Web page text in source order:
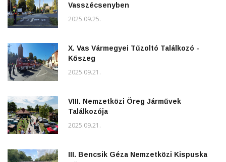
Vasszécsenyben
2025.09.25.
X. Vas Vármegyei Tűzoltó Találkozó -
Kőszeg
2025.09.21.
VIII. Nemzetközi Öreg Járművek
Találkozója
2025.09.21.
III. Bencsik Géza Nemzetközi Kispuska